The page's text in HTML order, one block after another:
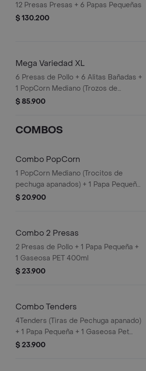
12 Presas Presas + 6 Papas Pequeñas
$ 130.200
Mega Variedad XL
6 Presas de Pollo + 6 Alitas Bañadas +
1 PopCorn Mediano (Trozos de
pechuga apanados) + 4 Tenders (Tiras
Balde de Salsa 100g
$ 85.900
COMBOS
Combo PopCorn
1 PopCorn Mediano (Trocitos de
pechuga apanados) + 1 Papa Pequeña
+ 1 Gaseosa PET 400ml + 1 Blister de
$ 20.900
Combo 2 Presas
2 Presas de Pollo + 1 Papa Pequeña +
1 Gaseosa PET 400ml
$ 23.900
Combo Tenders
4Tenders (Tiras de Pechuga apanado)
+ 1 Papa Pequeña + 1 Gaseosa Pet
$ 23.900